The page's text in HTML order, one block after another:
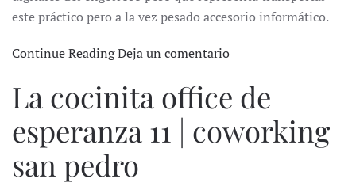
este práctico pero a la vez pesado accesorio informático.
Continue ReadingDeja un comentario
La cocinita office de
esperanza 11 | coworking
san pedro